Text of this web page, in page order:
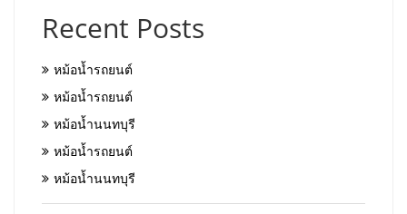
Recent Posts
หม้อน้ำรถยนต์
หม้อน้ำรถยนต์
หม้อน้ำนนทบุรี
หม้อน้ำรถยนต์
หม้อน้ำนนทบุรี